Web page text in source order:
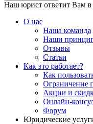
Наш юрист ответит Вам в
О нас
Наша команда
Наши
Отзывы
Статьи
Как это работает?
Как
Ограничение
Акции и
Онлайн-
Форум
Юридические